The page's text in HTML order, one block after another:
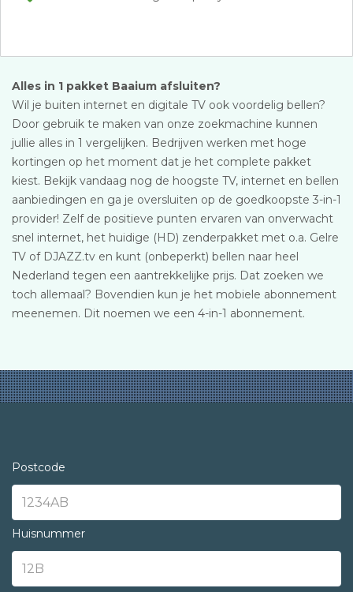
Alles in 1 pakket Baaium afsluiten?
Wil je buiten internet en digitale TV ook voordelig bellen?
Door gebruik te maken van onze zoekmachine kunnen
jullie alles in 1 vergelijken. Bedrijven werken met hoge
kortingen op het moment dat je het complete pakket
kiest. Bekijk vandaag nog de hoogste TV, internet en bellen
aanbiedingen en ga je oversluiten op de goedkoopste 3-in-1
provider! Zelf de positieve punten ervaren van onverwacht
snel internet, het huidige (HD) zenderpakket met o.a. Gelre
TV of DJAZZ.tv en kunt (onbeperkt) bellen naar heel
Nederland tegen een aantrekkelijke prijs. Dat zoeken we
toch allemaal? Bovendien kun je het mobiele abonnement
meenemen. Dit noemen we een 4-in-1 abonnement.
Postcode
Huisnummer